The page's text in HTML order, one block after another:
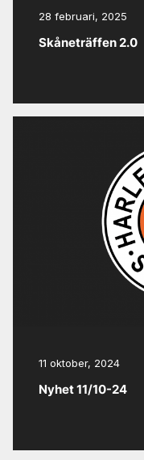
28 februari, 2025
Skåneträffen 2.0
11 oktober, 2024
Nyhet 11/10-24